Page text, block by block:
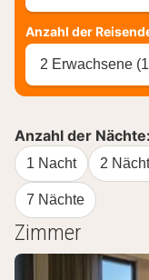
Anzahl der
2 Erwachsene
Anzahl der Nächte:
1 Nacht 2
7 Nächte
Zimmer